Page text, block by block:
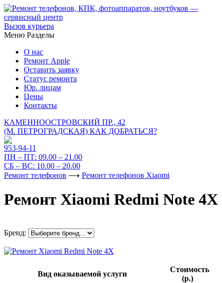
Вызов курьера
Меню Разделы
О нас
Ремонт Apple
Оставить заявку
Статус ремонта
Юр. лицам
Цены
Контакты
КАМЕННООСТРОВСКИЙ ПР., 42
(М. ПЕТРОГРАДСКАЯ) КАК ДОБРАТЬСЯ?
953-94-11
ПН – ПТ: 09.00 – 21.00
СБ – ВС: 10.00 – 20.00
Ремонт телефонов ⟶ Ремонт телефонов Xiaomi
Ремонт Xiaomi Redmi Note 4X
Бренд:
Вид оказываемой услуги
Стоимость
(р.)